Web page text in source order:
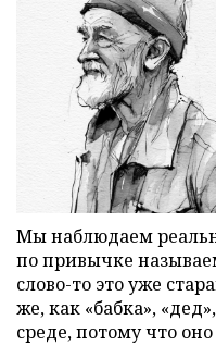
Мы наблюдаем
по привычке
слово-то это уже
же, как «бабка»,
среде, потому что